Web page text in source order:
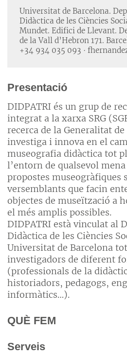
Universitat de Barcelona.
Didàctica de les Ciències
Mundet. Edifici de Llevant.
de la Vall d’Hebron 171.
+34 934 035 093 ·
Presentació
DIDPATRI és un grup de
integrat a la xarxa SRG
recerca de la Generalitat
investiga i innova en el
museografia didàctica tot
l’entorn de qualsevol
propostes museogràfiques
versemblants que facin
objectes de museïtzació a
el més amplis possibles.
DIDPATRI està vinculat al
Didàctica de les Ciències
Universitat de Barcelona
investigadors de diferent
(professionals de la
historiadors, pedagogs,
informàtics…).
QUÈ FEM
Serveis